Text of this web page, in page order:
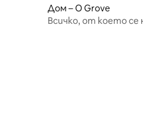
Дом – O Grove
Всичко, от което се